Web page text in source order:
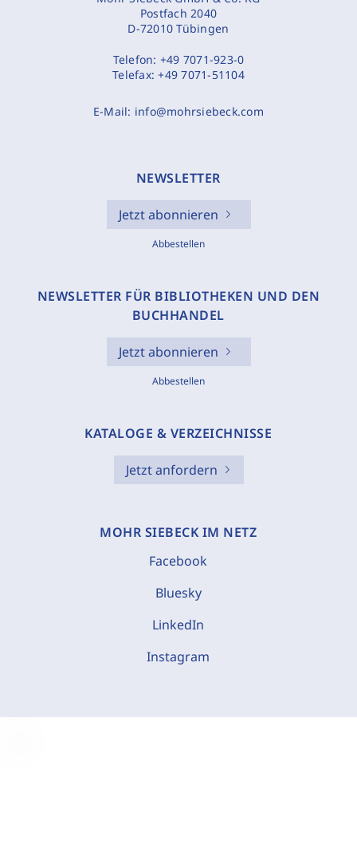
Postfach 2040
D-72010 Tübingen
Telefon: +49 7071-923-0
Telefax:+49 7071-51104
E-Mail: info@mohrsiebeck.com
NEWSLETTER
Jetzt abonnieren
Abbestellen
NEWSLETTER FÜR BIBLIOTHEKEN UND DEN
BUCHHANDEL
Jetzt abonnieren
Abbestellen
KATALOGE & VERZEICHNISSE
Jetzt anfordern
MOHR SIEBECK IM NETZ
Facebook
Bluesky
LinkedIn
Instagram